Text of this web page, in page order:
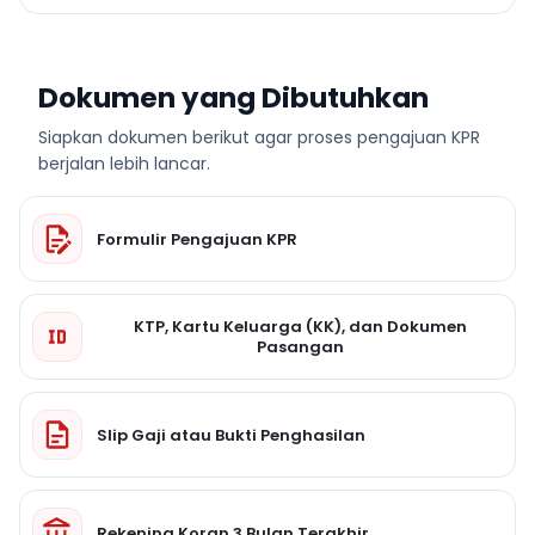
Dokumen yang Dibutuhkan
Siapkan dokumen berikut agar proses pengajuan KPR
berjalan lebih lancar.
Formulir Pengajuan KPR
KTP, Kartu Keluarga (KK), dan Dokumen
Pasangan
Slip Gaji atau Bukti Penghasilan